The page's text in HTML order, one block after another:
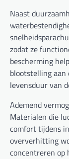
Naast
zodat ze
bescherming
blootstelling aan
levensduur van
Ademend
Materialen die
comfort tijdens
oververhitting
concentreren op